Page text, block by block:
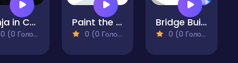
Ninja in Cape
0 (0 Голосів)
Paint the Flags
0 (0 Голосів)
Bridge Builders
0 (0 Голосів)